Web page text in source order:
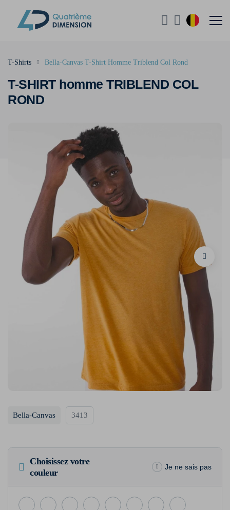
T-SHIRT homme TRIBLEND COL
ROND
T-Shirts Bella-Canvas T-Shirt Homme Triblend Col Rond
Bella-Canvas 3413
Choisissez votre
couleur
Je ne sais pas